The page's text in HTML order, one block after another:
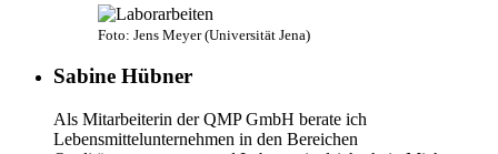
Foto: Jens Meyer (Universität Jena)
Sabine Hübner
Als Mitarbeiterin der QMP GmbH berate ich
Lebensmittelunternehmen in den Bereichen